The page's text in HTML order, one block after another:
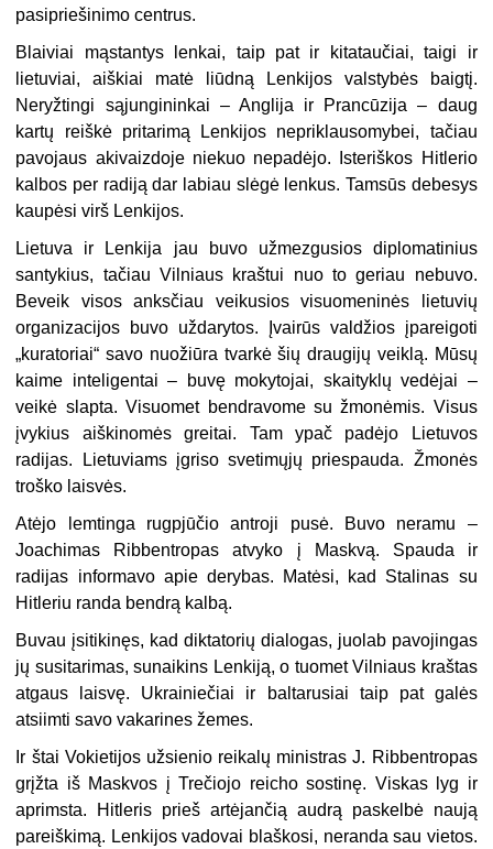
pasipriešinimo centrus.
Blaiviai mąstantys lenkai, taip pat ir kitataučiai, taigi ir
lietuviai, aiškiai matė liūdną Lenkijos valstybės baigtį.
Neryžtingi sąjungininkai – Anglija ir Prancūzija – daug
kartų reiškė pritarimą Lenkijos nepriklausomybei, tačiau
pavojaus akivaizdoje niekuo nepadėjo. Isteriškos Hitlerio
kalbos per radiją dar labiau slėgė lenkus. Tamsūs debesys
kaupėsi virš Lenkijos.
Lietuva ir Lenkija jau buvo užmezgusios diplomatinius
santykius, tačiau Vilniaus kraštui nuo to geriau nebuvo.
Beveik visos anksčiau veikusios visuomeninės lietuvių
organizacijos buvo uždarytos. Įvairūs valdžios įpareigoti
„kuratoriai“ savo nuožiūra tvarkė šių draugijų veiklą. Mūsų
kaime inteligentai – buvę mokytojai, skaityklų vedėjai –
veikė slapta. Visuomet bendravome su žmonėmis. Visus
įvykius aiškinomės greitai. Tam ypač padėjo Lietuvos
radijas. Lietuviams įgriso svetimųjų priespauda. Žmonės
troško laisvės.
Atėjo lemtinga rugpjūčio antroji pusė. Buvo neramu –
Joachimas Ribbentropas atvyko į Maskvą. Spauda ir
radijas informavo apie derybas. Matėsi, kad Stalinas su
Hitleriu randa bendrą kalbą.
Buvau įsitikinęs, kad diktatorių dialogas, juolab pavojingas
jų susitarimas, sunaikins Lenkiją, o tuomet Vilniaus kraštas
atgaus laisvę. Ukrainiečiai ir baltarusiai taip pat galės
atsiimti savo vakarines žemes.
Ir štai Vokietijos užsienio reikalų ministras J. Ribbentropas
grįžta iš Maskvos į Trečiojo reicho sostinę. Viskas lyg ir
aprimsta. Hitleris prieš artėjančią audrą paskelbė naują
pareiškimą. Lenkijos vadovai blaškosi, neranda sau vietos.